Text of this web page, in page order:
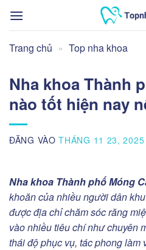
qua
dung
Trang chủ » Top nha khoa
Nha khoa Thành
nào tốt hiện nay
ĐĂNG VÀOTHÁNG 11 23, 2025
Nha khoa Thành phố Móng
khoăn của nhiều người dân
được địa chỉ chăm sóc răng
vào nhiều tiêu chí như chuyên
thái độ phục vụ, tác phong làm